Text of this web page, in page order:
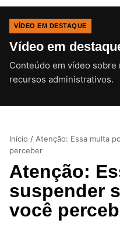
VÍDEO EM DESTAQUE
Vídeo em
Conteúdo em vídeo sobre
recursos administrativos.
CLIQUE
Início / Atenção: Essa multa
perceber
Atenção:
suspender
você